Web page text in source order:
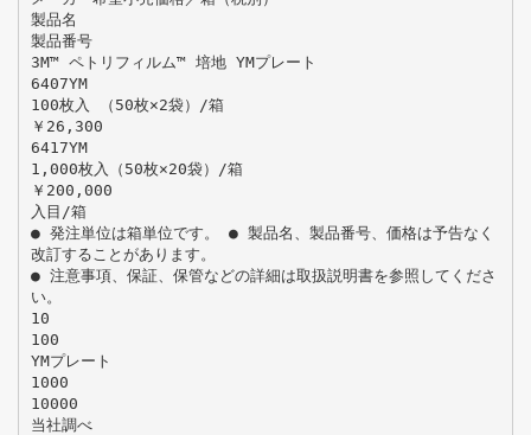
製品名
製品番号
3M™ ペトリフィルム™ 培地 YMプレート
6407YM
100枚入 （50枚×2袋）/箱
￥26,300
6417YM
1,000枚入（50枚×20袋）/箱
￥200,000
入目/箱
● 発注単位は箱単位です。 ● 製品名、製品番号、価格は予告なく
改訂することがあります。
● 注意事項、保証、保管などの詳細は取扱説明書を参照してくださ
い。
10
100
YMプレート
1000
10000
当社調べ